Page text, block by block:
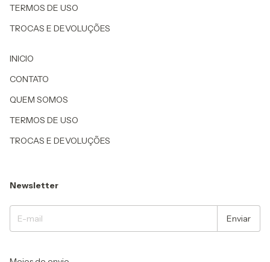
TERMOS DE USO
TROCAS E DEVOLUÇÕES
INICIO
CONTATO
QUEM SOMOS
TERMOS DE USO
TROCAS E DEVOLUÇÕES
Newsletter